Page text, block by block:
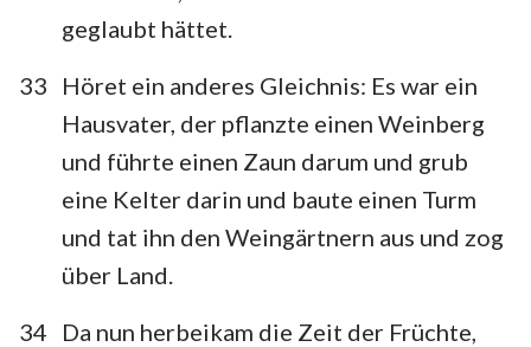
geglaubt hättet.
33
Höret ein anderes Gleichnis: Es war ein
Hausvater, der pflanzte einen Weinberg
und führte einen Zaun darum und grub
eine Kelter darin und baute einen Turm
und tat ihn den Weingärtnern aus und zog
über Land.
34
Da nun herbeikam die Zeit der Früchte,